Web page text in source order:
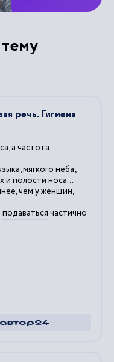
речь. Гигиена
, а частота
мягкого неба;
и полости носа....
чем у женщин,
подаваться частично